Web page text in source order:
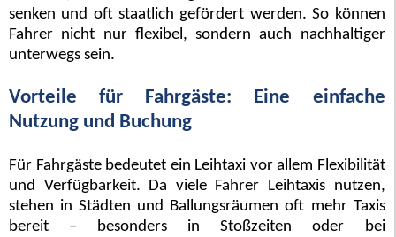
senken und oft staatlich gefördert werden. So können
Fahrer nicht nur flexibel, sondern auch nachhaltiger
unterwegs sein.
Vorteile für Fahrgäste: Eine einfache
Nutzung und Buchung
Für Fahrgäste bedeutet ein Leihtaxi vor allem Flexibilität
und Verfügbarkeit. Da viele Fahrer Leihtaxis nutzen,
stehen in Städten und Ballungsräumen oft mehr Taxis
bereit – besonders in Stoßzeiten oder bei